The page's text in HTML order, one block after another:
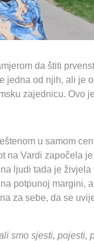
da štiti
od njih, ali je
zajednicu. Ovo
u samom
Vardi započela
ljudi tada je
potpunoj margini,
za sebe, da se
smo sjesti,